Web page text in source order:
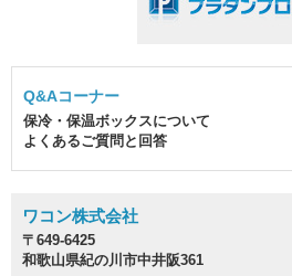
Q&Aコーナー
保冷・保温ボックスについて
よくあるご質問と回答
ワコン株式会社
〒649-6425
和歌山県紀の川市中井阪361